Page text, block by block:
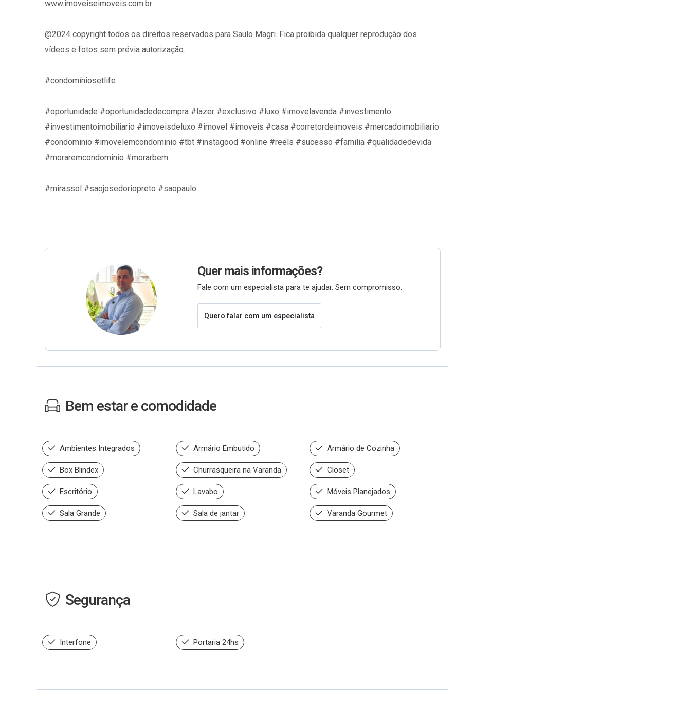
www.imoveiseimoveis.com.br
@2024 copyright todos os direitos reservados para Saulo Magri. Fica proibida qualquer reprodução dos
vídeos e fotos sem prévia autorização.
#condomíniosetlife
#oportunidade #oportunidadedecompra #lazer #exclusivo #luxo #imovelavenda #investimento
#investimentoimobiliario #imoveisdeluxo #imovel #imoveis #casa #corretordeimoveis #mercadoimobiliario
#condominio #imovelemcondominio #tbt #instagood #online #reels #sucesso #familia #qualidadedevida
#moraremcondominio #morarbem
#mirassol #saojosedoriopreto #saopaulo
Quer mais informações?
Fale com um especialista para te ajudar. Sem compromisso.
Quero falar com um especialista
Bem estar e comodidade
Ambientes Integrados Armário Embutido Armário de Cozinha
Box Blindex Churrasqueira na Varanda Closet
Escritório Lavabo Móveis Planejados
Sala Grande Sala de jantar Varanda Gourmet
Segurança
Interfone Portaria 24hs